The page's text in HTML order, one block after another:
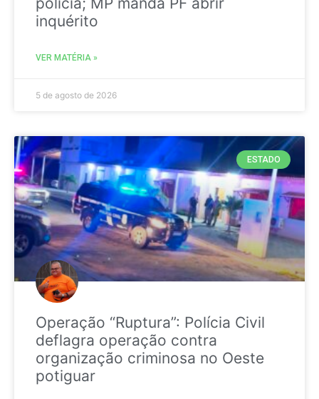
inquérito
VER MATÉRIA »
5 de agosto de 2026
ESTADO
Operação “Ruptura”: Polícia Civil
deflagra operação contra
organização criminosa no Oeste
potiguar